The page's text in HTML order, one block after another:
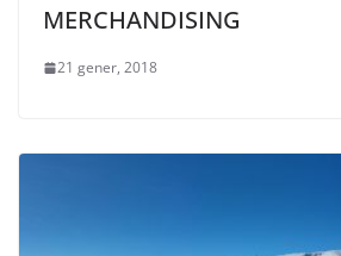
MERCHANDISING
21 gener, 2018